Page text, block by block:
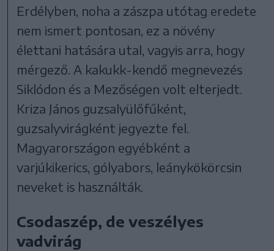
Erdélyben, noha a zászpa utótag eredete
nem ismert pontosan, ez a növény
élettani hatására utal, vagyis arra, hogy
mérgező. A kakukk-kendő megnevezés
Siklódon és a Mezőségen volt elterjedt.
Kriza János guzsalyülőfűként,
guzsalyvirágként jegyezte fel.
Magyarországon egyébként a
varjúkikerics, gólyabors, leánykökörcsin
neveket is használták.
Csodaszép, de veszélyes
vadvirág